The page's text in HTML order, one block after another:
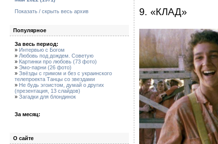
Показать / скрыть весь архив
Популярное
За весь период:
» Интервью с Богом
» Любовь под дождем. Советую
» Картинки про любовь (73 фото)
» Эмо-парни (26 фото)
» Звёзды с гримом и без с украинского
телепроекта Танцы со звездами
» Не будь эгоистом, думай о других
(презентация, 13 слайдов)
» Загадки для блондинок
За месяц:
О сайте
9. «КЛАД»